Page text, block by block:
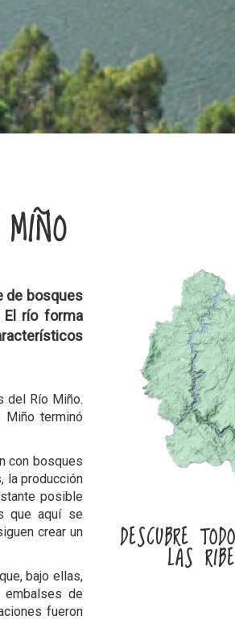
de bosques
El río forma
del Río Miño.
terminó
con bosques
la producción
posible
que aquí se
crear un
bajo ellas,
de
fueron
DESCUBRE
LAS